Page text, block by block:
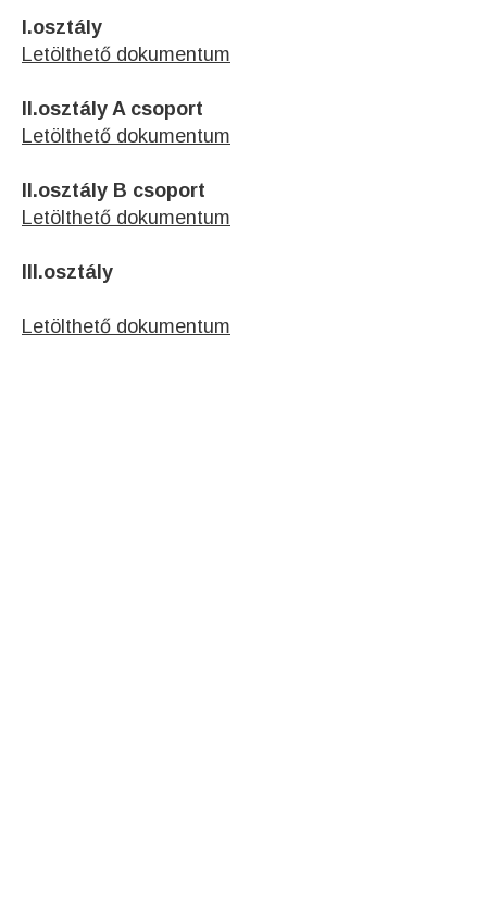
I.osztály
Letölthető dokumentum
II.osztály A csoport
Letölthető dokumentum
II.osztály B csoport
Letölthető dokumentum
III.osztály
Letölthető dokumentum